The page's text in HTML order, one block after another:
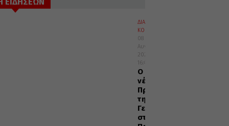
ΔΙΑΦΟΡΑ
ΚΟΣΜΟΣ
08
Αυγούστου
2026
16:45
Ο
νέος
Πρέσβυς
της
Γεωργίας
στο